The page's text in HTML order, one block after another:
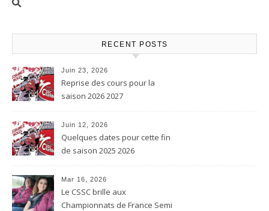
RECENT POSTS
Juin 23, 2026
Reprise des cours pour la
saison 2026 2027
Juin 12, 2026
Quelques dates pour cette fin
de saison 2025 2026
Mar 16, 2026
Le CSSC brille aux
Championnats de France Semi